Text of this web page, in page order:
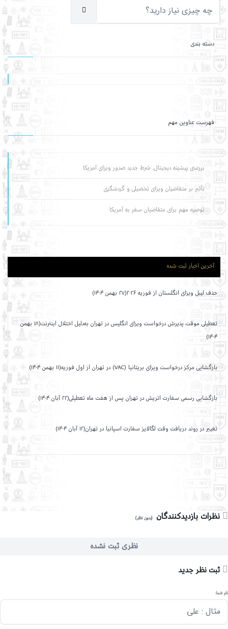
دسته بندی
فهرست عناوین مهم
بررسی پیشینه دیجیتال، شرط جدید صدور ویزای آمریکا
تأثیر بر متقاضیان ویزای تحصیلی و گردشگری
توصیه مهم برای متقاضیان سفر به آمریکا
آخرین اخبار ثبت شده
حذف لیبل ویزای انگلستان از فوریه ۲۰۲۶(۲۷ بهمن ۱۴۰۴)
تعطیلی موقت پذیرش درخواست ویزای انگلیس در تهران به‌دلیل اختلال اینترنت(۱۸ بهمن
۱۴۰۴)
بازگشایی مرکز درخواست ویزای بریتانیا (VAC) در تهران از اول فوریه(۱۱ بهمن ۱۴۰۴)
بازگشایی رسمی سفارت اتریش در تهران پس از هفت ماه تعطیلی(۲۲ آبان ۱۴۰۴)
تغییر در روند دریافت وقت لگالایز سفارت اسپانیا در تهران(۱۲ آبان ۱۴۰۴)
نظرات بازدیدکنندگان (بدون نظر)
نظری ثبت نشده
ثبت نظر جدید
نام شما: